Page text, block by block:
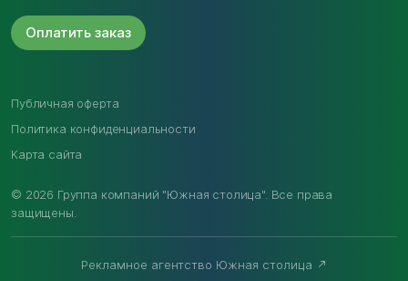
Оплатить заказ
© 2026 Группа компаний "Южная столица". Все права
защищены.
Публичная оферта
Политика конфиденциальности
Карта сайта
Рекламное агентство Южная столица